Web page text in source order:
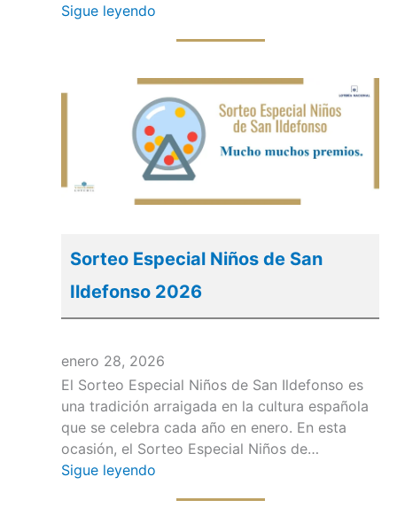
Sigue leyendo
Sorteo Especial Niños de San
Ildefonso 2026
enero 28, 2026
El Sorteo Especial Niños de San Ildefonso es
una tradición arraigada en la cultura española
que se celebra cada año en enero. En esta
ocasión, el Sorteo Especial Niños de…
Sigue leyendo